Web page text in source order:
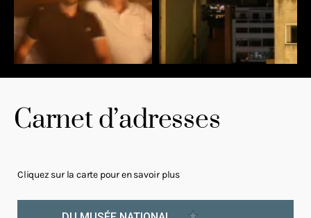
Carnet d’adresses
Cliquez sur la carte pour en savoir plus